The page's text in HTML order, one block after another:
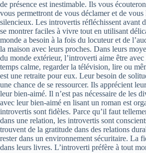
de présence est inestimable. Ils vous
vous permettront de vous déclamer et de
silencieux. Les introvertis réfléchissent avant
se montrer faciles à vivre tout en utilisant
monde a besoin à la fois du locuteur et de
la maison avec leurs proches. Dans leurs
du monde extérieur, l’introverti aime être
temps calme, regarder la télévision, lire ou
est une retraite pour eux. Leur besoin de
une chance de se ressourcer. Ils apprécient
leur bien-aimé. Il n’est pas nécessaire de les
avec leur bien-aimé en lisant un roman est
introvertis sont fidèles. Parce qu’il faut
dans une relation, les introvertis sont
trouvent de la gratitude dans des relations
rester dans un environnement sécuritaire. La
dans leurs livres. L’introverti préfère à tout